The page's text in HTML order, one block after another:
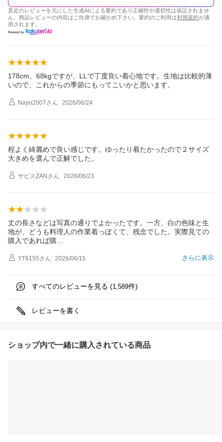
直近のレビューを元にした生成AIによる要約であり正確性や適切性は保証されませ
ん。商品レビューの内容はご自身でお確かめ下さい。要約のご利用は利用規約が適
用されます。
178cm、68kgですが、LLで丁度良い着心地です。生地は比較的薄
いので、これからの季節にもってこいかと思います。
Nayo2007さん 2026/06/24
程よく綺麗めで良い感じです。ゆったり着たかったので２サイズ
大きめを選んで正解でした。
サビスZAN さん 2026/06/23
丈の長さなどは写真の通りでよかったです。一方、白の色味と生
地が、どうも料理人の作業着っぽくて、残念でした。実際見ての
購入であれば購
さらに表示
YT6155さん 2026/06/15
すべてのレビューを見る (1,589件)
レビューを書く
ショップ内で一緒に購入されている商品